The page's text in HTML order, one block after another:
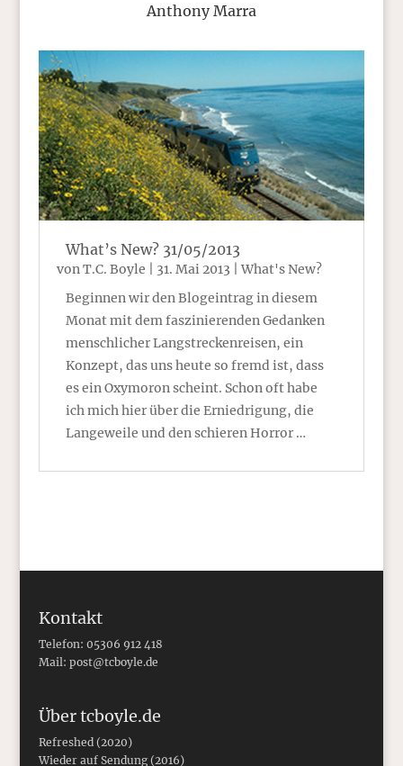
Anthony Marra
What’s New? 31/05/2013
vonT.C. Boyle 31. Mai 2013 |What's New?
Beginnen wir den Blogeintrag in diesem
Monat mit dem faszinierenden Gedanken
menschlicher Langstreckenreisen, ein
Konzept, das uns heute so fremd ist, dass
es ein Oxymoron scheint. Schon oft habe
ich mich hier über die Erniedrigung, die
Langeweile und den schieren Horror …
Kontakt
Telefon: 05306 912 418
Mail: post@tcboyle.de
Über tcboyle.de
Refreshed (2020)
Wieder auf Sendung (2016)